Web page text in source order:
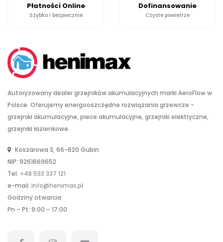
Płatności Online
Szybko i bezpiecznie
Dofinansowanie
Czyste powietrze
Autoryzowany dealer grzejników akumulacyjnych marki AeroFlow w
Polsce. Oferujemy energooszczędne rozwiązania grzewcze -
grzejniki akumulacyjne, piece akumulacyjne, grzejniki elektryczne,
grzejniki łazienkowe.
Koszarowa 3, 66-620 Gubin
NIP: 9261669652
Tel. +48 533 337 121
e-mail: info@henimax.pl
Godziny otwarcia:
Pn – Pt: 9:00 – 17:00